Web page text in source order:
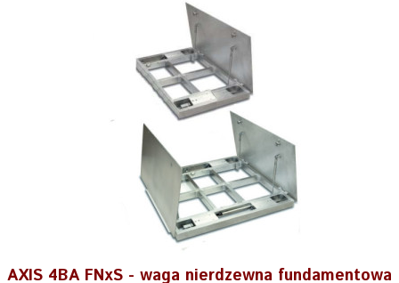
AXIS 4BA FNxS - waga nierdzewna fundamentowa